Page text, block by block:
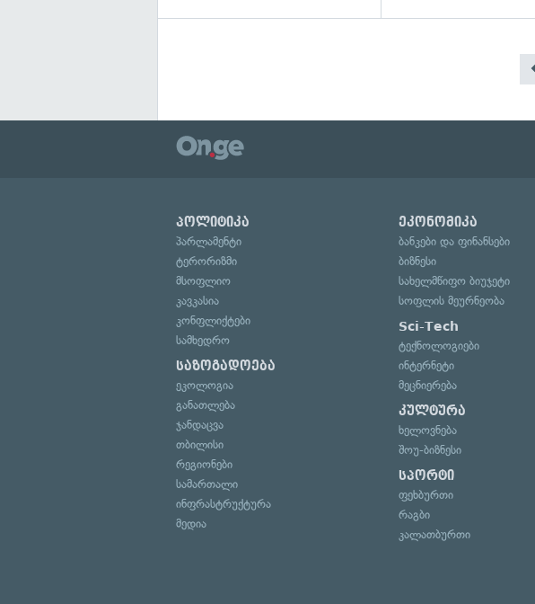
პოლიტიკა
პარლამენტი
ტერორიზმი
მსოფლიო
კავკასია
კონფლიქტები
სამხედრო
საზოგადოება
ეკოლოგია
განათლება
ჯანდაცვა
თბილისი
რეგიონები
სამართალი
ინფრასტრუქტურა
მედია
ეკონომიკა
ბანკები და ფინანსები
ბიზნესი
სახელმწიფო ბიუჯეტი
სოფლის მეურნეობა
Sci-Tech
ტექნოლოგიები
ინტერნეტი
მეცნიერება
კულტურა
ხელოვნება
შოუ-ბიზნესი
სპორტი
ფეხბურთი
რაგბი
კალათბურთი